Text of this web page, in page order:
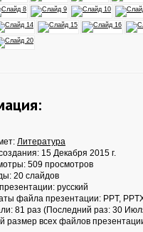
Литература
15 Декабря 2015 г.
509 просмотров
20 слайдов
русский
файла презентации: PPT,
81 раз (Последний раз: 30
размер всех файлов